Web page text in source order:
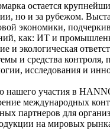
остается
но и за рубежом.
экономики,
как: ИТ и
и экологическая
и средства
исследования и
нашего участия в
международных
партнеров для
на мировых